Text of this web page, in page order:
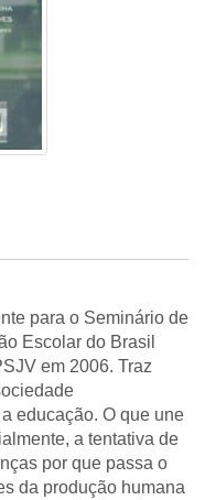
para o Seminário de
Escolar do Brasil
em 2006. Traz
educação. O que une
a tentativa de
por que passa o
da produção humana